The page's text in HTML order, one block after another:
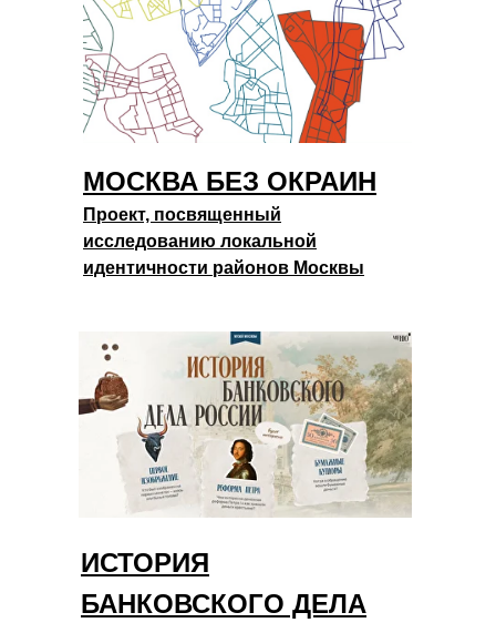
Проект, посвященный
исследованию локальной
идентичности районов Москвы
МОСКВА БЕЗ ОКРАИН
ИСТОРИЯ
БАНКОВСКОГО ДЕЛА